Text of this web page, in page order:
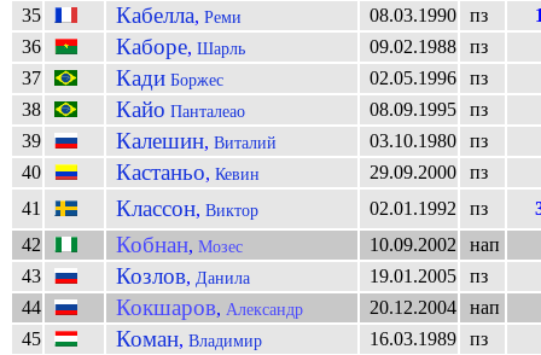
35
Кабелла, Реми 08.03.1990 пз
36
Каборе, Шарль 09.02.1988
пз
37
КадиБоржес 02.05.1996
пз
38
Кайо Панталеао 08.09.1995
пз
39
Калешин, Виталий 03.10.1980
пз
40
Кастаньо, Кевин 29.09.2000
пз
41
Классон, Виктор 02.01.1992 пз
42
Кобнан, Мозес 10.09.2002
нап
43
Козлов, Данила 19.01.2005
пз
44
Кокшаров, Александр 20.12.2004
нап
45
Коман, Владимир 16.03.1989
пз